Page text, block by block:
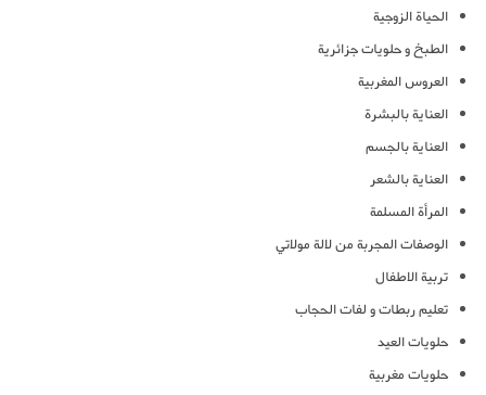
الحياة الزوجية
الطبخ و حلويات جزائرية
العروس المغربية
العناية بالبشرة
العناية بالجسم
العناية بالشعر
المرأة المسلمة
الوصفات المجربة من لالة مولاتي
تربية الاطفال
تعليم ربطات و لفات الحجاب
حلويات العيد
حلويات مغربية